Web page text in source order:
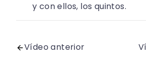
y con ellos, los quintos.
Vídeo anterior